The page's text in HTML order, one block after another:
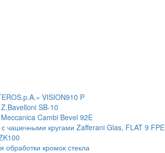
VISION910 P
SB-10
Cambi Bevel 92E
чашечными кругами Zafferani Glas, FLAT 9 FPE
кромок стекла